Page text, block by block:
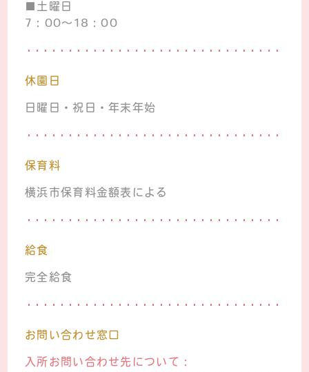
■土曜日
7：00～18：00
休園日
日曜日・祝日・年末年始
保育料
横浜市保育料金額表による
給食
完全給食
お問い合わせ窓口
入所お問い合わせ先について：